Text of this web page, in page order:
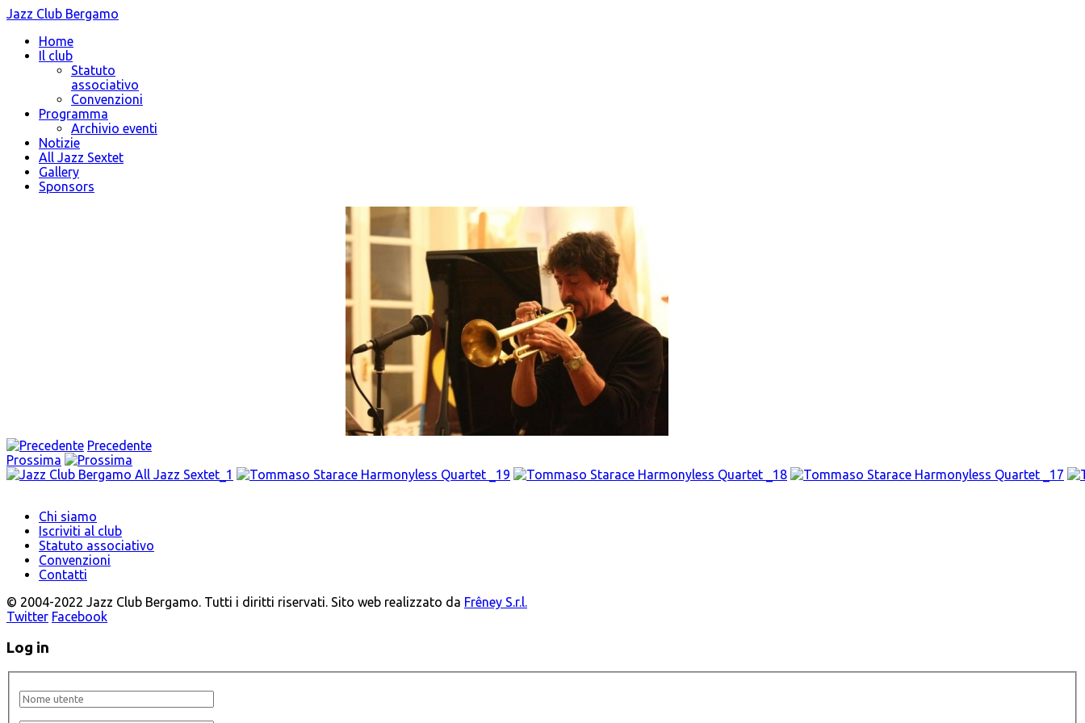
Jazz Club Bergamo
Home
Il club
Statuto
associativo
Convenzioni
Programma
Archivio eventi
Notizie
All Jazz Sextet
Gallery
Sponsors
Precedente
Prossima
Chi siamo
Iscriviti al club
Statuto associativo
Convenzioni
Contatti
© 2004-2022 Jazz Club Bergamo. Tutti i diritti riservati. Sito web realizzato da Frêney S.r.l.
Twitter Facebook
Log in